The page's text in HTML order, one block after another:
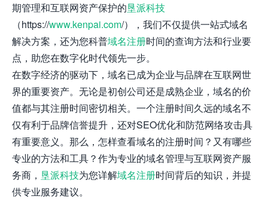
期管理和互联网资产保护的垦派科技
（https://www.kenpai.com/），我们不仅提供一站式域名
解决方案，还为您科普域名注册时间的查询方法和行业要
点，助您在数字化时代领先一步。
在数字经济的驱动下，域名已成为企业与品牌在互联网世
界的重要资产。无论是初创公司还是成熟企业，域名的价
值都与其注册时间密切相关。一个注册时间久远的域名不
仅有利于品牌信誉提升，还对SEO优化和防范网络攻击具
有重要意义。那么，怎样查看域名的注册时间？又有哪些
专业的方法和工具？作为专业的域名管理与互联网资产服
务商， 垦派科技为您详解域名注册时间背后的知识，并提
供专业服务建议。